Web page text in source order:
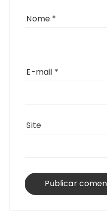
Nome *
E-mail *
Site